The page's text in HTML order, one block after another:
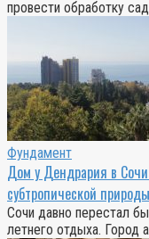
провести обработку
Фундамент
Дом у Дендрария в
субтропической природы
Сочи давно перестал
летнего отдыха. Город